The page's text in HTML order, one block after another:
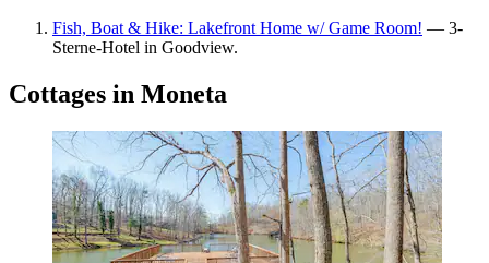
Fish, Boat & Hike: Lakefront Home w/ Game Room! — 3-
Sterne-Hotel in Goodview.
Cottages in Moneta